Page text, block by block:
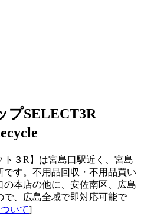
ト３R】は宮島口駅近く、宮島
す。不用品回収・不用品買い
本店の他に、安佐南区、広島
、広島全域で即対応可能で
いて]